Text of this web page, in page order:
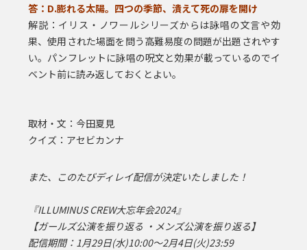
答：D.膨れる太陽。四つの季節、潰えて死の扉を開け
解説：イリス・ノワールシリーズからは詠唱の文言や効
果、使用された場面を問う高難易度の問題が出題されやす
い。 パンフレットに詠唱の呪文と効果が載っているのでイ
ベント前に読み返しておくとよい。
取材・文：今田夏見
クイズ：アセビカンナ
また、このたびディレイ配信が決定いたしました！
『ILLUMINUS CREW大忘年会2024』
【ガールズ公演を振り返る ・メンズ公演を振り返る】
配信期間：1月29日(水)10:00～2月4日(火)23:59